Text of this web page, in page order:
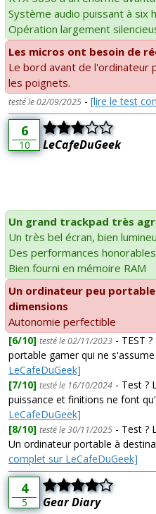
Système audio puissant à six
Opération largement
Les micros ont besoin de
Le bord avant de l'ordinateur
les poignets.
testé le 02/09/2025 - [lire le test
6
10 LeCafeDuGeek
Un grand trackpad très
Un très bel écran, bien
Des performances honorables
Bien fourni en mémoire RAM
Un ordinateur peu
dimensions
Autonomie perfectible
[6/10] testé le 02/11/2023 - TEST
portable gamer qui ne s'assume
LeCafeDuGeek]
[7/10] testé le 16/10/2024 - Test ?
puissance et finitions ne font
LeCafeDuGeek]
[8/10] testé le 30/11/2025 - Test ?
Un ordinateur portable à
complet sur LeCafeDuGeek]
4
5 Gear Diary